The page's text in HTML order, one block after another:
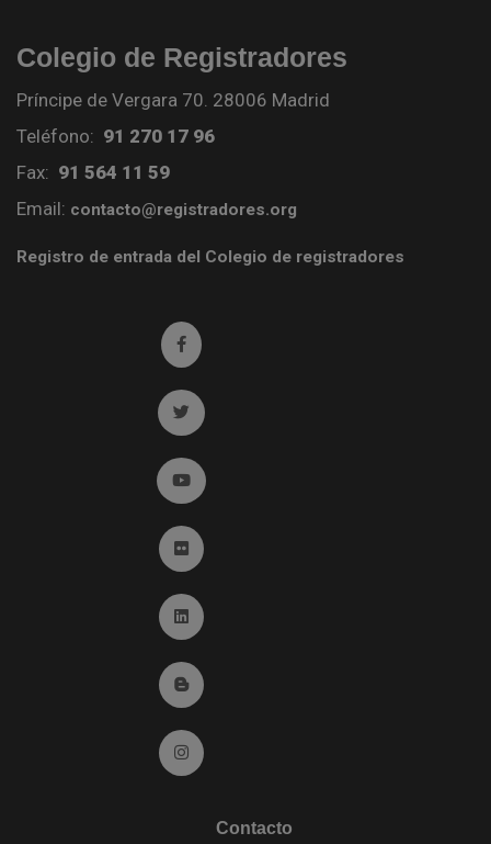
Colegio de Registradores
Príncipe de Vergara 70. 28006 Madrid
Teléfono: 91 270 17 96
Fax: 91 564 11 59
Email: contacto@registradores.org
Registro de entrada del Colegio de registradores
Ir a facebook (abre en ventana nueva)
Ir a twitter (abre en ventana nueva)
Ir a YouTube (abre en ventana nueva)
Ir a Flickr (abre en ventana nueva)
Ir a Linkedin (abre en ventana nueva)
Ir al Blog (abre en ventana nueva)
Ir a Instagram (abre en ventana nueva)
Contacto